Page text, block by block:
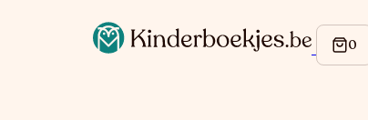
Op de hoogte blijven van onze acties?